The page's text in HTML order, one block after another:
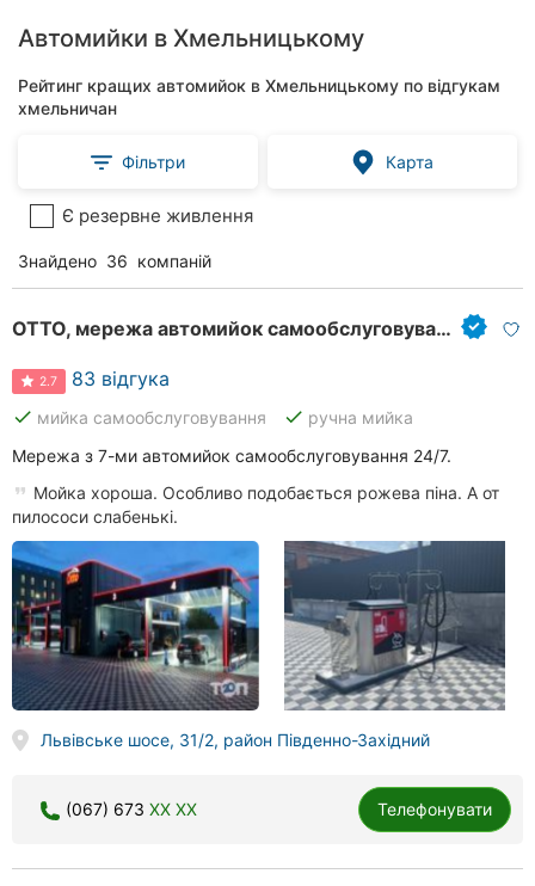
Автомийки в Хмельницькому
Рейтинг кращих автомийок в Хмельницькому по відгукам
хмельничан
Фільтри Карта
Є резервне живлення
Знайдено 36 компаній
ОТТО, мережа автомийок самообслуговування 24/7
2.7 83 відгука
done мийка самообслуговування done ручна мийка
Мережа з 7-ми автомийок самообслуговування 24/7.
Мойка хороша. Особливо подобається рожева піна. А от
пилососи слабенькі.
Львівське шосе, 31/2, район Південно-Західний
(067) 673 XX XX Телефонувати